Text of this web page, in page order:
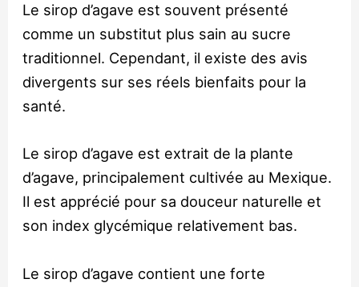
Le sirop d’agave est souvent présenté
comme un substitut plus sain au sucre
traditionnel. Cependant, il existe des avis
divergents sur ses réels bienfaits pour la
santé.
Le sirop d’agave est extrait de la plante
d’agave, principalement cultivée au Mexique.
Il est apprécié pour sa douceur naturelle et
son index glycémique relativement bas.
Le sirop d’agave contient une forte